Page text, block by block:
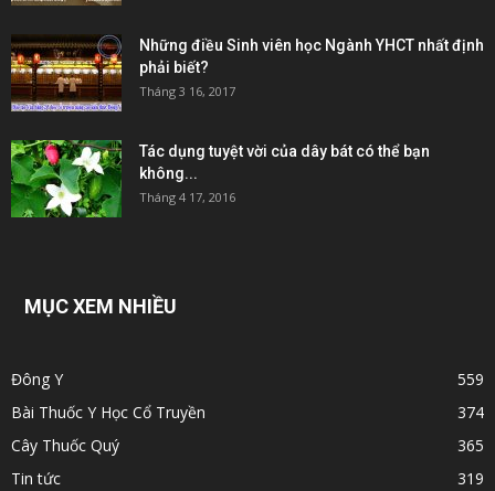
Những điều Sinh viên học Ngành YHCT nhất định
phải biết?
Tháng 3 16, 2017
Tác dụng tuyệt vời của dây bát có thể bạn
không...
Tháng 4 17, 2016
MỤC XEM NHIỀU
Đông Y
559
Bài Thuốc Y Học Cổ Truyền
374
Cây Thuốc Quý
365
Tin tức
319